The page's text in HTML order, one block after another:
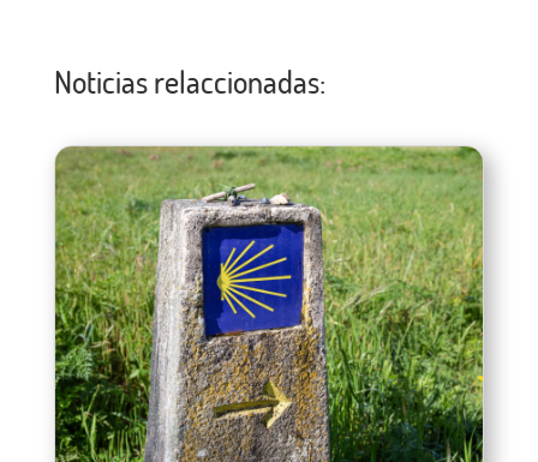
Noticias relaccionadas: